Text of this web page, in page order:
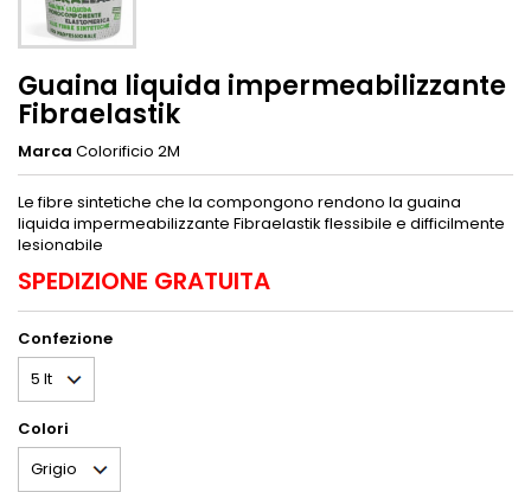
Guaina liquida impermeabilizzante
Fibraelastik
Marca Colorificio 2M
Le fibre sintetiche che la compongono rendono la guaina
liquida impermeabilizzante Fibraelastik flessibile e difficilmente
lesionabile
SPEDIZIONE GRATUITA
Confezione
Colori